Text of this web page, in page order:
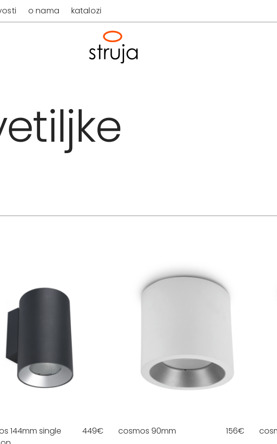
o nama katalozi
144mm single
449€ cosmos 90mm 156€